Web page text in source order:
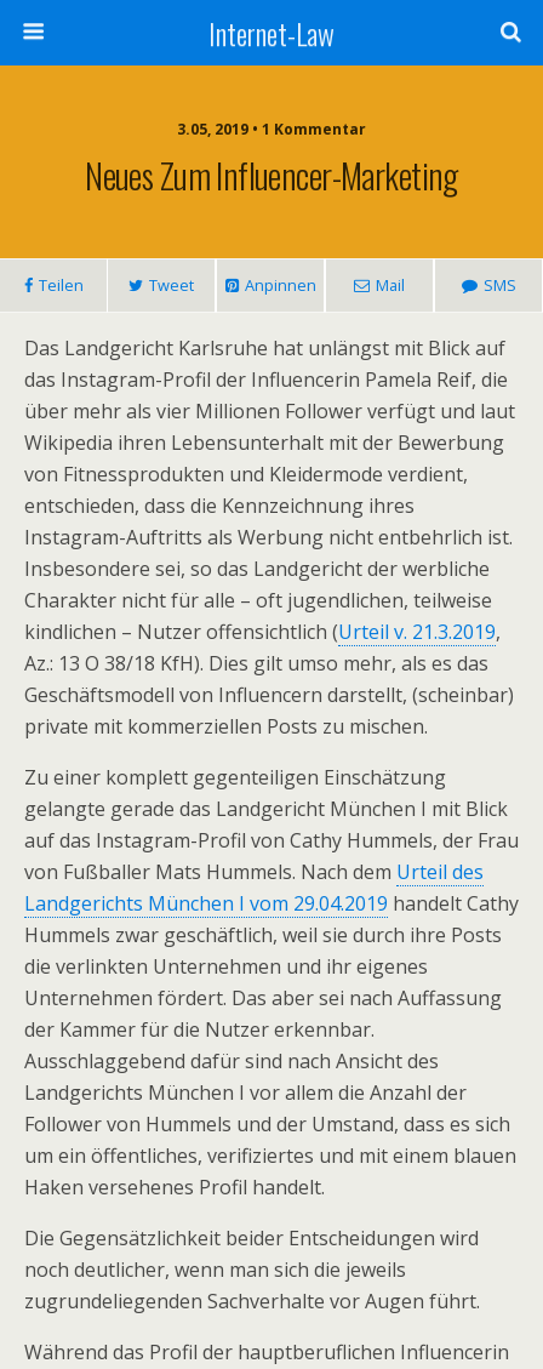
Internet-Law
3.05, 2019 • 1 Kommentar
Neues Zum Influencer-Marketing
Teilen Tweet Anpinnen Mail SMS
Das Landgericht Karlsruhe hat unlängst mit Blick auf
das Instagram-Profil der Influencerin Pamela Reif, die
über mehr als vier Millionen Follower verfügt und laut
Wikipedia ihren Lebensunterhalt mit der Bewerbung
von Fitnessprodukten und Kleidermode verdient,
entschieden, dass die Kennzeichnung ihres
Instagram-Auftritts als Werbung nicht entbehrlich ist.
Insbesondere sei, so das Landgericht der werbliche
Charakter nicht für alle – oft jugendlichen, teilweise
kindlichen – Nutzer offensichtlich (Urteil v. 21.3.2019,
Az.: 13 O 38/18 KfH). Dies gilt umso mehr, als es das
Geschäftsmodell von Influencern darstellt, (scheinbar)
private mit kommerziellen Posts zu mischen.
Zu einer komplett gegenteiligen Einschätzung
gelangte gerade das Landgericht München I mit Blick
auf das Instagram-Profil von Cathy Hummels, der Frau
von Fußballer Mats Hummels. Nach dem Urteil des
Landgerichts München I vom 29.04.2019 handelt Cathy
Hummels zwar geschäftlich, weil sie durch ihre Posts
die verlinkten Unternehmen und ihr eigenes
Unternehmen fördert. Das aber sei nach Auffassung
der Kammer für die Nutzer erkennbar.
Ausschlaggebend dafür sind nach Ansicht des
Landgerichts München I vor allem die Anzahl der
Follower von Hummels und der Umstand, dass es sich
um ein öffentliches, verifiziertes und mit einem blauen
Haken versehenes Profil handelt.
Die Gegensätzlichkeit beider Entscheidungen wird
noch deutlicher, wenn man sich die jeweils
zugrundeliegenden Sachverhalte vor Augen führt.
Während das Profil der hauptberuflichen Influencerin